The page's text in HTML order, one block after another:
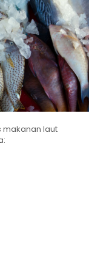
makanan laut